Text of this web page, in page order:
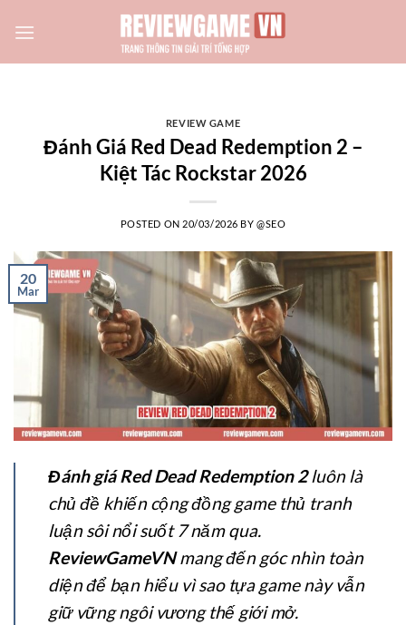
REVIEW GAME
Đánh Giá Red Dead Redemption 2 –
Kiệt Tác Rockstar 2026
POSTED ON 20/03/2026 BY@SEO
20
Mar
Đánh giá Red Dead Redemption 2luôn là
chủ đề khiến cộng đồng game thủ tranh
luận sôi nổi suốt 7 năm qua.
ReviewGameVNmang đến góc nhìn toàn
diện để bạn hiểu vì sao tựa game này vẫn
giữ vững ngôi vương thế giới mở.